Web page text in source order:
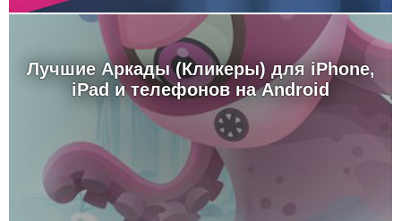
Лучшие Аркады (Кликеры) для iPhone,
iPad и телефонов на Android